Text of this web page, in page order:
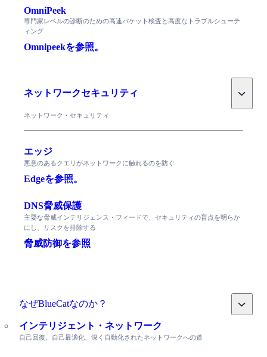
OmniPeek
専門家レベルの診断のための高速パケット検査と高度なトラブルシューテ
ィング
Omnipeekを参照。
ネットワークセキュリティ
ネットワーク・セキュリティ
エッジ
悪意のあるクエリがネットワークに触れるのを防ぐ
Edgeを参照。
DNS脅威保護
主要な脅威インテリジェンス・フィードで、セキュリティの盲点を明らか
にし、リスクを排除する
脅威防御を参照
なぜBlueCatなのか？
インテリジェント・ネットワーク
自己回復、自己最適化、深く自動化されたネットワークへの道